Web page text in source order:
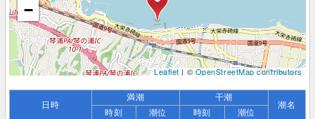
−
Leaflet| ©OpenStreetMap contributors
日時
満潮 干潮
潮名
時刻 潮位 時刻
潮位